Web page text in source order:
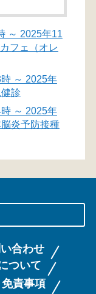
～ 2025年11
フェ（オレ
～ 2025年
診
～ 2025年
炎予防接種
合わせ
ついて
免責事項